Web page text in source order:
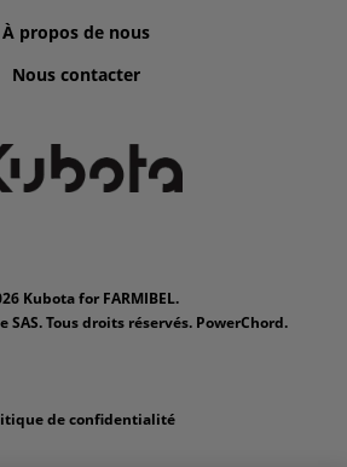
À propos de nous
Nous contacter
Kubota for FARMIBEL.
SAS. Tous droits réservés. PowerChord.
de confidentialité